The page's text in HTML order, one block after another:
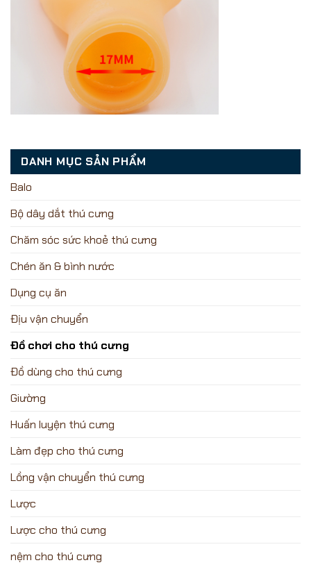
DANH MỤC SẢN PHẨM
Balo
Bộ dây dắt thú cưng
Chăm sóc sức khoẻ thú cưng
Chén ăn & bình nước
Dụng cụ ăn
Địu vận chuyển
Đồ chơi cho thú cưng
Đồ dùng cho thú cưng
Giường
Huấn luyện thú cưng
Làm đẹp cho thú cưng
Lồng vận chuyển thú cưng
Lược
Lược cho thú cưng
nệm cho thú cưng